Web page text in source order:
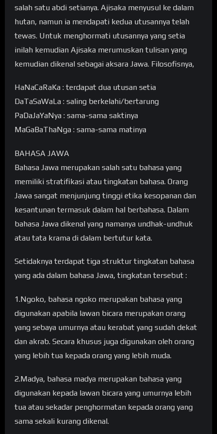
salah satu abdi setianya. Ajisaka menyusul ke dalam
hutan, namun ia mendapati kedua utusannya telah
tewas. Untuk menghormati utusannya yang setia
inilah kemudian Ajisaka merumuskan tulisan yang
kemudian dikenal sebagai aksara Jawa. Filosofisnya,
HaNaCaRaKa : terdapat dua utusan setia
DaTaSaWaLa : saling berkelahi/bertarung
PaDaJaYaNya : sama-sama saktinya
MaGaBaThaNga : sama-sama matinya
BAHASA JAWA
Bahasa Jawa merupakan salah satu bahasa yang
memiliki stratifikasi atau tingkatan bahasa. Orang
Jawa sangat menjunjung tinggi etika kesopanan dan
kesantunan termasuk dalam hal berbahasa. Dalam
bahasa Jawa dikenal yang namanya undhak-undhuk
atau tata krama di dalam bertutur kata.
Setidaknya terdapat tiga struktur tingkatan bahasa
yang ada dalam bahasa Jawa, tingkatan tersebut :
1.Ngoko, bahasa ngoko merupakan bahasa yang
digunakan apabila lawan bicara merupakan orang
yang sebaya umurnya atau kerabat yang sudah dekat
dan akrab. Secara khusus juga digunakan oleh orang
yang lebih tua kepada orang yang lebih muda.
2.Madya, bahasa madya merupakan bahasa yang
digunakan kepada lawan bicara yang umurnya lebih
tua atau sekadar penghormatan kepada orang yang
sama sekali kurang dikenal.